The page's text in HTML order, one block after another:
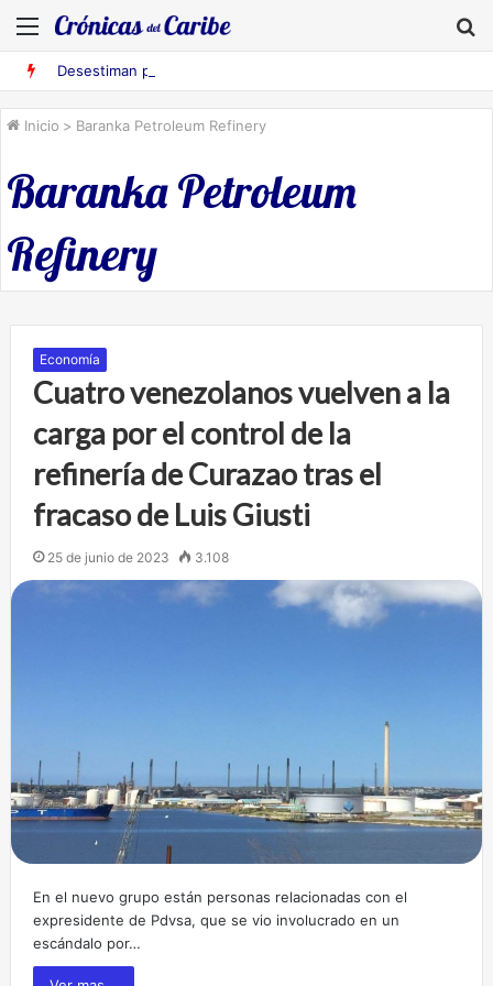
Menú
Inicio > Baranka Petroleum Refinery
Baranka Petroleum
Refinery
Economía
Cuatro venezolanos vuelven a la
carga por el control de la
refinería de Curazao tras el
fracaso de Luis Giusti
25 de junio de 2023 3.108
En el nuevo grupo están personas relacionadas con el
expresidente de Pdvsa, que se vio involucrado en un
escándalo por…